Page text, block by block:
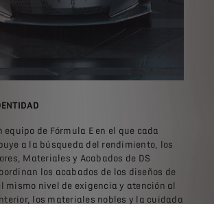
equipo de Fórmula E en el que cada
a la búsqueda del rendimiento, los
Materiales y Acabados de DS
los acabados de los diseños de
mismo nivel de exigencia y atención al
los materiales nobles y la cuidada